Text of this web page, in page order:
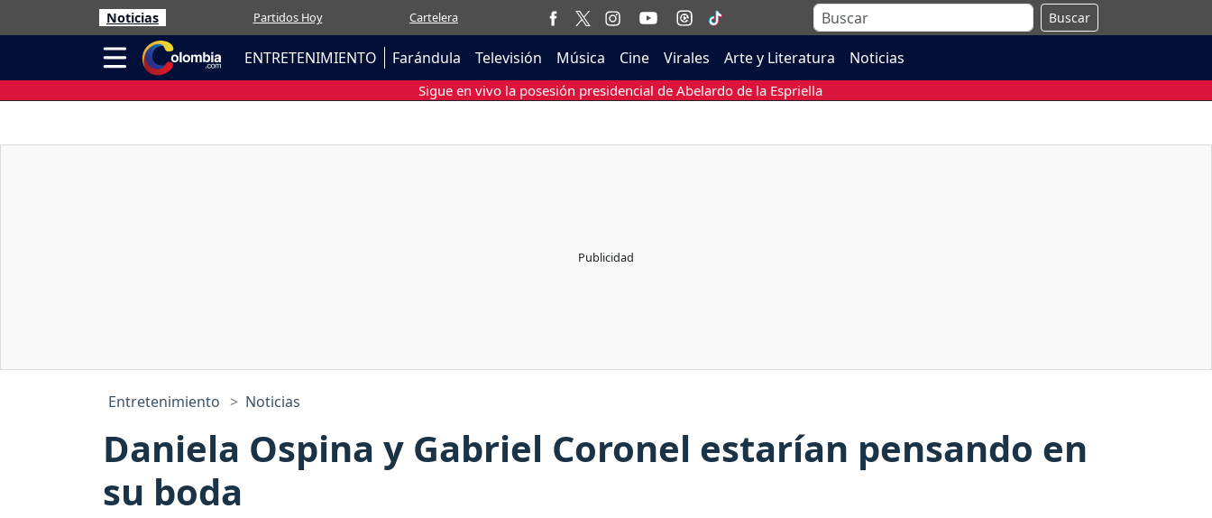
Noticias Partidos Hoy Cartelera Buscar
ENTRETENIMIENTO Farándula Televisión Música Cine Virales Arte y Literatura Noticias
Sigue en vivo la posesión presidencial de Abelardo de la Espriella
Entretenimiento Noticias
Daniela Ospina y Gabriel Coronel estarían pensando en
su boda